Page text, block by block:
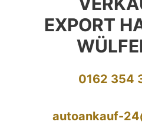
EXPORT
0162 354
autoankauf-